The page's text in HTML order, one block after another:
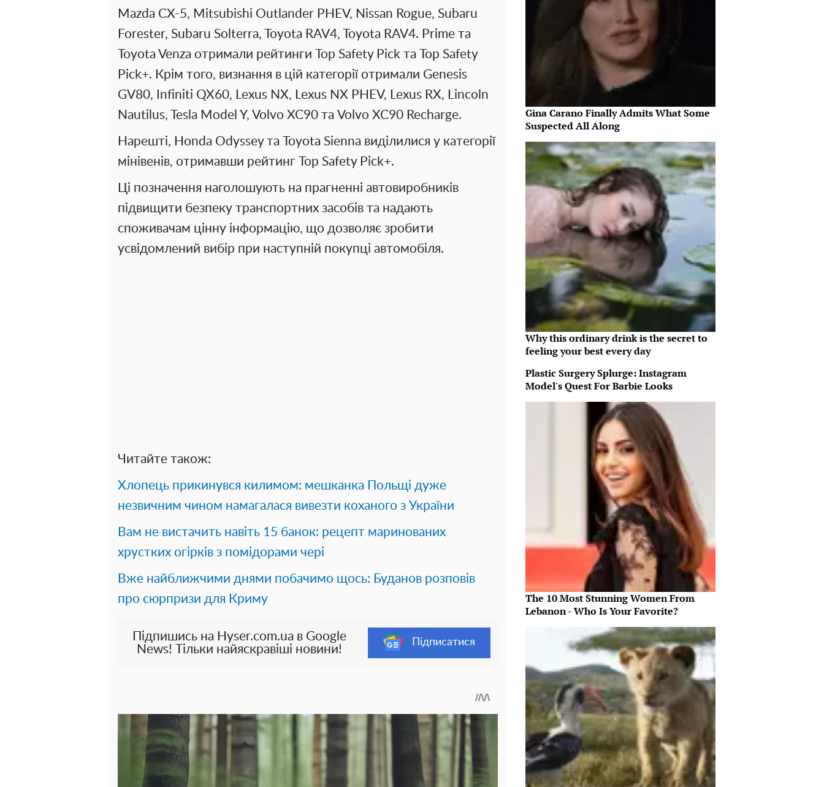
Mazda CX-5, Mitsubishi Outlander PHEV, Nissan Rogue, Subaru
Forester, Subaru Solterra, Toyota RAV4, Toyota RAV4. Prime та
Toyota Venza отримали рейтинги Top Safety Pick та Top Safety
Pick+. Крім того, визнання в цій категорії отримали Genesis
GV80, Infiniti QX60, Lexus NX, Lexus NX PHEV, Lexus RX, Lincoln
Nautilus, Tesla Model Y, Volvo XC90 та Volvo XC90 Recharge.
Нарешті, Honda Odyssey та Toyota Sienna виділилися у категорії
мінівенів, отримавши рейтинг Top Safety Pick+.
Ці позначення наголошують на прагненні автовиробників
підвищити безпеку транспортних засобів та надають
споживачам цінну інформацію, що дозволяє зробити
усвідомлений вибір при наступній покупці автомобіля.
Читайте також:
Хлопець прикинувся килимом: мешканка Польщі дуже
незвичним чином намагалася вивезти коханого з України
Вам не вистачить навіть 15 банок: рецепт маринованих
хрустких огірків з помідорами чері
Вже найближчими днями побачимо щось: Буданов розповів
про сюрпризи для Криму
Підпишись на Hyser.com.ua в Google
News! Тільки найяскравіші новини!
Підписатися
Gina Carano Finally Admits What Some
Suspected All Along
Why this ordinary drink is the secret to
feeling your best every day
Plastic Surgery Splurge: Instagram
Model's Quest For Barbie Looks
The 10 Most Stunning Women From
Lebanon - Who Is Your Favorite?